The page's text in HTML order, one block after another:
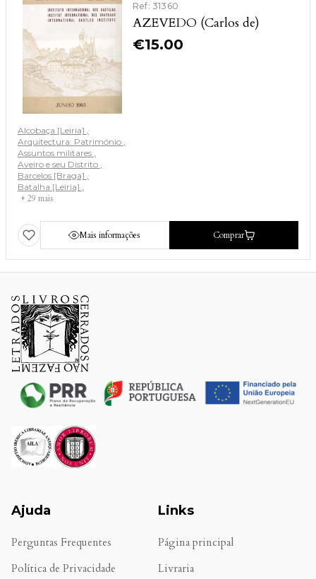
Ref: 31360
AZEVEDO (Carlos de)
€15.00
Alcobaça [Leiria]
Arquitectura: Património
Assuntos militares
Aveiro e seu Distrito
Barcelos [Braga]
Batalha [Leiria]
+ 29 mais
Mais informações Comprar
Ajuda
Perguntas Frequentes
Política de Privacidade
Links
Página principal
Livraria